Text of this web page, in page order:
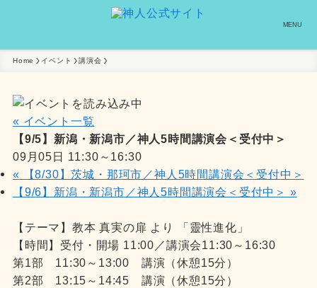
MENU
Home イベント 講演会
« イベント一覧
【9/5】新潟・新潟市／神人5時間講演会＜受付中＞
09月05日 11:30 ～ 16:30
« 【8/30】茨城・那珂市／神人5時間講演会＜受付中＞
【9/6】新潟・新潟市／神人5時間講演会＜受付中＞ »
【テーマ】教本 真実の扉 より 「靈性進化」
【時間】受付・開場 11:00／講演会11:30～16:30
第1部 11:30～13:00 講演（休憩15分）
第2部 13:15～14:45 講演（休憩15分）